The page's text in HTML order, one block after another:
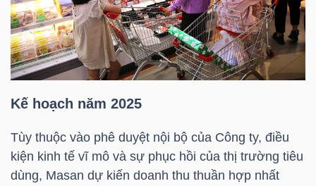
Kế hoạch năm 2025
Tùy thuộc vào phê duyệt nội bộ của Công ty, điều
kiện kinh tế vĩ mô và sự phục hồi của thị trường tiêu
dùng, Masan dự kiến doanh thu thuần hợp nhất
CÔNG
NGHIỆP
DÙNG
KHÔNG
THIẾT